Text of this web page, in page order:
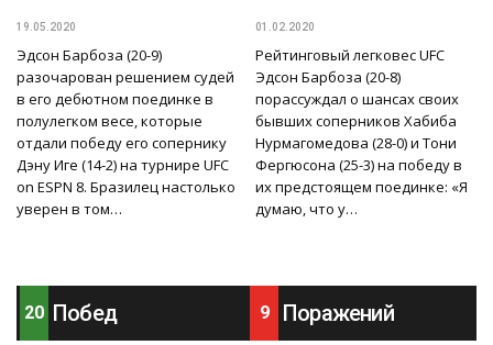
19.05.2020
Эдсон Барбоза (20-9)
разочарован решением судей
в его дебютном поединке в
полулегком весе, которые
отдали победу его сопернику
Дэну Иге (14-2) на турнире UFC
on ESPN 8. Бразилец настолько
уверен в том…
01.02.2020
Рейтинговый легковес UFC
Эдсон Барбоза (20-8)
порассуждал о шансах своих
бывших соперников Хабиба
Нурмагомедова (28-0) и Тони
Фергюсона (25-3) на победу в
их предстоящем поединке: «Я
думаю, что у…
20 Побед 9 Поражений